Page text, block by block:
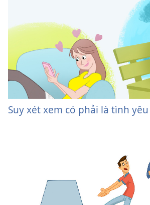
Suy xét xem có phải là tình